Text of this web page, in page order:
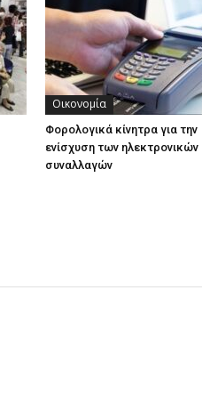
Οικονομία
Φορολογικά κίνητρα για την
ενίσχυση των ηλεκτρονικών
συναλλαγών